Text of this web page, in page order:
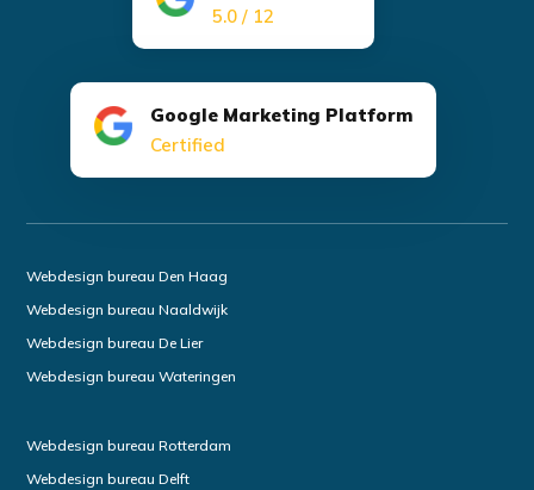
5.0 / 12
Google Marketing Platform
Certified
Webdesign bureau Den Haag
Webdesign bureau Naaldwijk
Webdesign bureau De Lier
Webdesign bureau Wateringen
Webdesign bureau Rotterdam
Webdesign bureau Delft